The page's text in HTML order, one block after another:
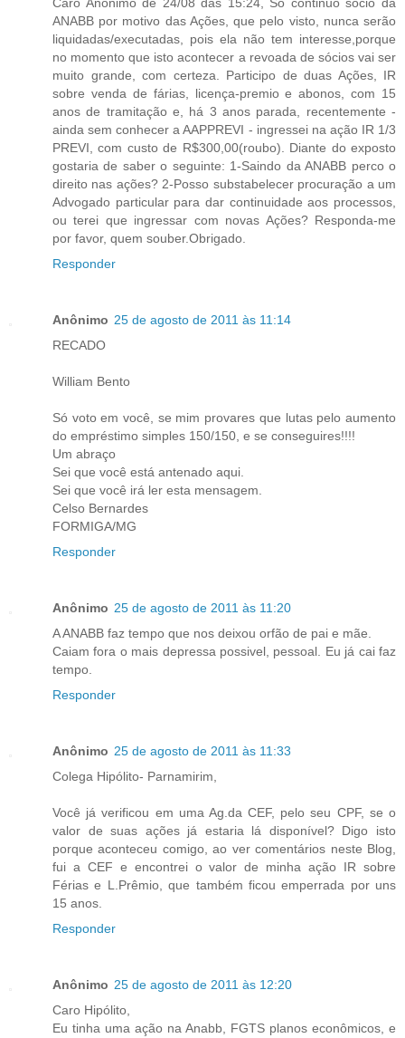
ANABB por motivo das Ações, que pelo visto, nunca serão
liquidadas/executadas, pois ela não tem interesse,porque
no momento que isto acontecer a revoada de sócios vai ser
muito grande, com certeza. Participo de duas Ações, IR
sobre venda de fárias, licença-premio e abonos, com 15
anos de tramitação e, há 3 anos parada, recentemente -
ainda sem conhecer a AAPPREVI - ingressei na ação IR 1/3
PREVI, com custo de R$300,00(roubo). Diante do exposto
gostaria de saber o seguinte: 1-Saindo da ANABB perco o
direito nas ações? 2-Posso substabelecer procuração a um
Advogado particular para dar continuidade aos processos,
ou terei que ingressar com novas Ações? Responda-me
por favor, quem souber.Obrigado.
Responder
Anônimo 25 de agosto de 2011 às 11:14
RECADO
William Bento
Só voto em você, se mim provares que lutas pelo aumento
do empréstimo simples 150/150, e se conseguires!!!!
Um abraço
Sei que você está antenado aqui.
Sei que você irá ler esta mensagem.
Celso Bernardes
FORMIGA/MG
Responder
Anônimo 25 de agosto de 2011 às 11:20
A ANABB faz tempo que nos deixou orfão de pai e mãe.
Caiam fora o mais depressa possivel, pessoal. Eu já cai faz
tempo.
Responder
Anônimo 25 de agosto de 2011 às 11:33
Colega Hipólito- Parnamirim,
Você já verificou em uma Ag.da CEF, pelo seu CPF, se o
valor de suas ações já estaria lá disponível? Digo isto
porque aconteceu comigo, ao ver comentários neste Blog,
fui a CEF e encontrei o valor de minha ação IR sobre
Férias e L.Prêmio, que também ficou emperrada por uns
15 anos.
Responder
Anônimo 25 de agosto de 2011 às 12:20
Caro Hipólito,
Eu tinha uma ação na Anabb, FGTS planos econômicos, e